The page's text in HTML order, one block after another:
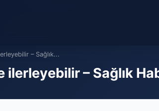
– Sağlık...
– Sağlık